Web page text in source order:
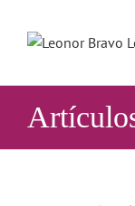
contenido